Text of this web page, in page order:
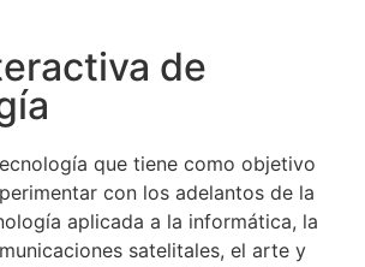
de
que tiene como objetivo
con los adelantos de la
aplicada a la informática, la
satelitales, el arte y